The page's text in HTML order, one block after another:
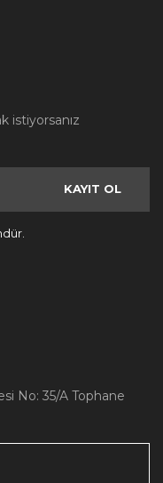
istiyorsanız
KAYIT OL
No: 35/A Tophane